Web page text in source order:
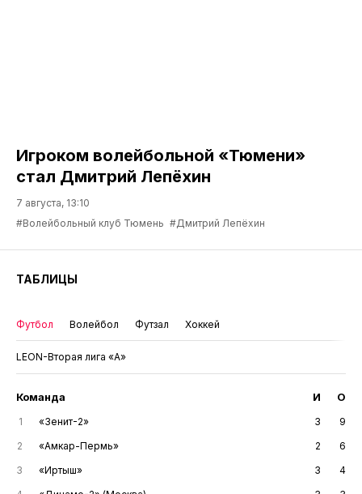
Игроком волейбольной «Тюмени»
стал Дмитрий Лепёхин
7 августа, 13:10
#Волейбольный клуб Тюмень #Дмитрий Лепёхин
ТАБЛИЦЫ
Футбол Волейбол Футзал Хоккей
LEON-Вторая лига «А»
Команда И О
1 «Зенит-2» 3
9
2
«Амкар-Пермь» 2
6
3
«Иртыш» 3
4